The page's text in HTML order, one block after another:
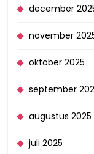
december
november
oktober 2025
september
augustus 2025
juli 2025